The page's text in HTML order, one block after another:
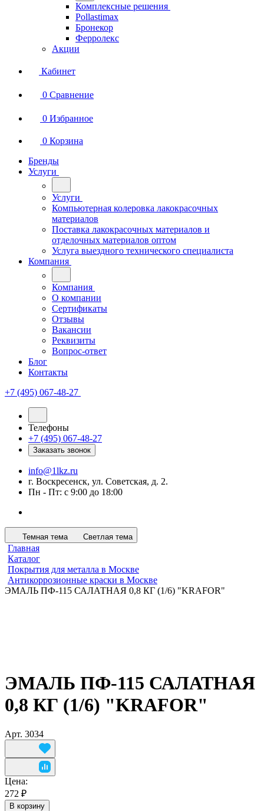
Комплексные решения
Pollastimax
Бронекор
Ферролекс
Акции
Кабинет
0 Сравнение
0 Избранное
0 Корзина
Бренды
Услуги
Услуги
Компьютерная колеровка лакокрасочных
материалов
Поставка лакокрасочных материалов и
отделочных материалов оптом
Услуга выездного технического специалиста
Компания
Компания
О компании
Сертификаты
Отзывы
Вакансии
Реквизиты
Вопрос-ответ
Блог
Контакты
+7 (495) 067-48-27
Телефоны
+7 (495) 067-48-27
Заказать звонок
info@1lkz.ru
г. Воскресенск, ул. Советская, д. 2.
Пн - Пт: с 9:00 до 18:00
Темная тема Светлая тема
Главная
Каталог
Покрытия для металла в Москве
Антикоррозионные краски в Москве
ЭМАЛЬ ПФ-115 САЛАТНАЯ 0,8 КГ (1/6) "KRAFOR"
ЭМАЛЬ ПФ-115 САЛАТНАЯ
0,8 КГ (1/6) "KRAFOR"
Арт. 3034
Цена:
272 ₽
В корзину